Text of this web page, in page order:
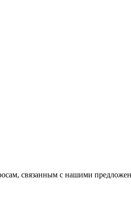
связанным с нашими